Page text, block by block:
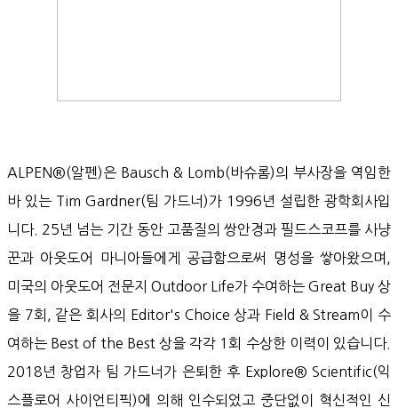
ALPEN®(알펜)은 Bausch & Lomb(바슈롬)의 부사장을 역임한
바 있는 Tim Gardner(팀 가드너)가 1996년 설립한 광학회사입
니다. 25년 넘는 기간 동안 고품질의 쌍안경과 필드스코프를 사냥
꾼과 아웃도어 마니아들에게 공급함으로써 명성을 쌓아왔으며,
미국의 아웃도어 전문지 Outdoor Life가 수여하는 Great Buy 상
을 7회, 같은 회사의 Editor's Choice 상과 Field & Stream이 수
여하는 Best of the Best 상을 각각 1회 수상한 이력이 있습니다.
2018년 창업자 팀 가드너가 은퇴한 후 Explore® Scientific(익
스플로어 사이언티픽)에 의해 인수되었고 중단없이 혁신적인 신